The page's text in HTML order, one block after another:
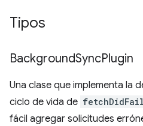
Tipos
BackgroundSyncPlugin
Una clase que implementa la
ciclo de vida de fetchDidFail
fácil agregar solicitudes